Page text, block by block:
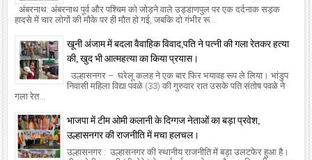
अंबरनाथ: अंबरनाथ पूर्व और पश्चिम को जोड़ने वाले उड्डाणपुल पर एक दर्दनाक सड़क
हादसे में चार लोगों की मौके पर ही मौत हो गई, जबकि दो गंभीर रू...
खूनी अंजाम में बदला वैवाहिक विवाद,पति ने पत्नी की गला रेतकर हत्या
की, खुद भी आत्महत्या का किया प्रयास।
उल्हासनगर – घरेलू कलह ने एक बार फिर भयावह रूप ले लिया। भांडुप
निवासी महिला विद्या पवळे (33) की गुरुवार रात उसके पति संतोष पवळे ने
गला रेत...
भाजपा में टीम ओमी कलानी के दिग्गज नेताओं का बड़ा प्रवेश,
उल्हासनगर की राजनीति में मचा हलचल।
उल्हासनगर : उल्हासनगर की स्थानीय राजनीति में बड़ा उलटफेर हुआ है।